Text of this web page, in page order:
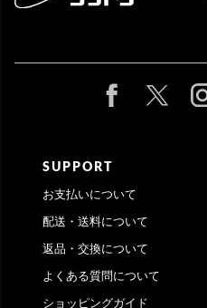
SUPPORT
お支払いについて
配送・送料について
返品・交換について
よくある質問について
ショッピングガイド